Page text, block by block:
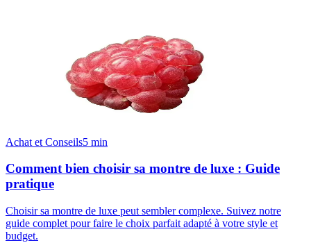
Achat et Conseils5 min
Comment bien choisir sa montre de luxe : Guide
pratique
Choisir sa montre de luxe peut sembler complexe. Suivez notre
guide complet pour faire le choix parfait adapté à votre style et
budget.